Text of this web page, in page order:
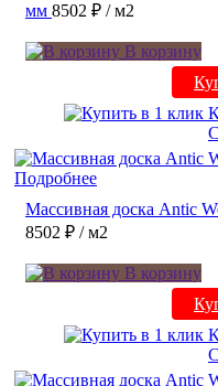
мм 8502 ₽ / м2
В корзину
Подробнее
Массивная доска Antic
8502 ₽ / м2
В корзину